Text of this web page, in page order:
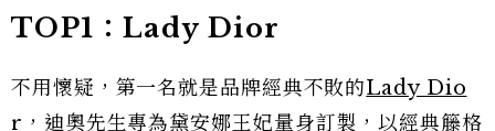
TOP1：Lady Dior
不用懷疑，第一名就是品牌經典不敗的Lady Dio
r ，迪奧先生專為黛安娜王妃量身訂製，以經典籐格